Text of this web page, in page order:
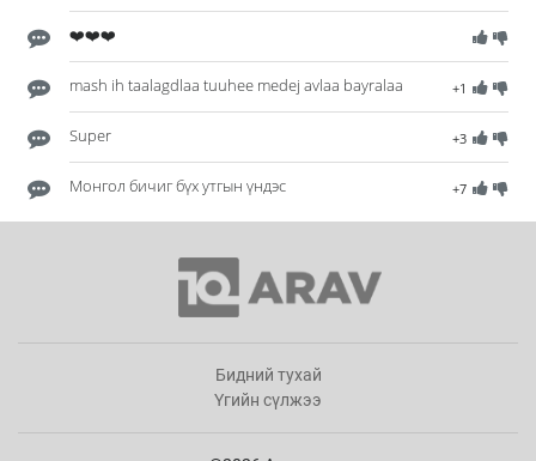
❤️❤️❤️
+1
mash ih taalagdlaa tuuhee medej avlaa bayralaa
+3
Super
+7
Монгол бичиг бүх утгын үндэс
Бидний тухай
Үгийн сүлжээ